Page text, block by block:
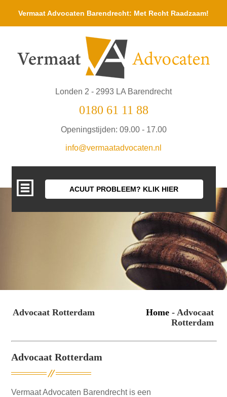
Vermaat Advocaten Barendrecht: Met Recht Raadzaam!
Londen 2 - 2993 LA Barendrecht
0180 61 11 88
Openingstijden: 09.00 - 17.00
info@vermaatadvocaten.nl
ACUUT PROBLEEM? KLIK HIER
Advocaat Rotterdam Home - Advocaat
Rotterdam
Advocaat Rotterdam
Vermaat Advocaten Barendrecht is een